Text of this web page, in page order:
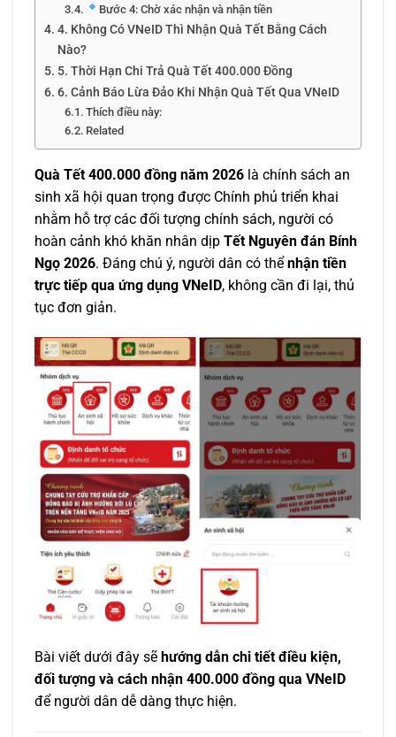
Bước 4: Chờ xác nhận và nhận tiền
4. Không Có VNeID Thì Nhận Quà Tết Bằng Cách
Nào?
5. Thời Hạn Chi Trả Quà Tết 400.000 Đồng
6. Cảnh Báo Lừa Đảo Khi Nhận Quà Tết Qua VNeID
Thích điều này:
Related
Quà Tết 400.000 đồng năm 2026 là chính sách an
sinh xã hội quan trọng được Chính phủ triển khai
nhằm hỗ trợ các đối tượng chính sách, người có
hoàn cảnh khó khăn nhân dịp Tết Nguyên đán Bính
Ngọ 2026. Đáng chú ý, người dân có thểnhận tiền
trực tiếp qua ứng dụng VNeID, không cần đi lại, thủ
tục đơn giản.
Bài viết dưới đây sẽ hướng dẫn chi tiết điều kiện,
đối tượng và cách nhận 400.000 đồng qua VNeID
để người dân dễ dàng thực hiện.